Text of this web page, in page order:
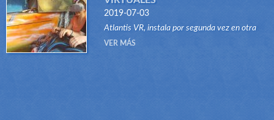
2019-07-03
Atlantis VR, instala por segunda vez en otra
atracción del tipo Dark Ride, su sistema "VR
VER MÁS